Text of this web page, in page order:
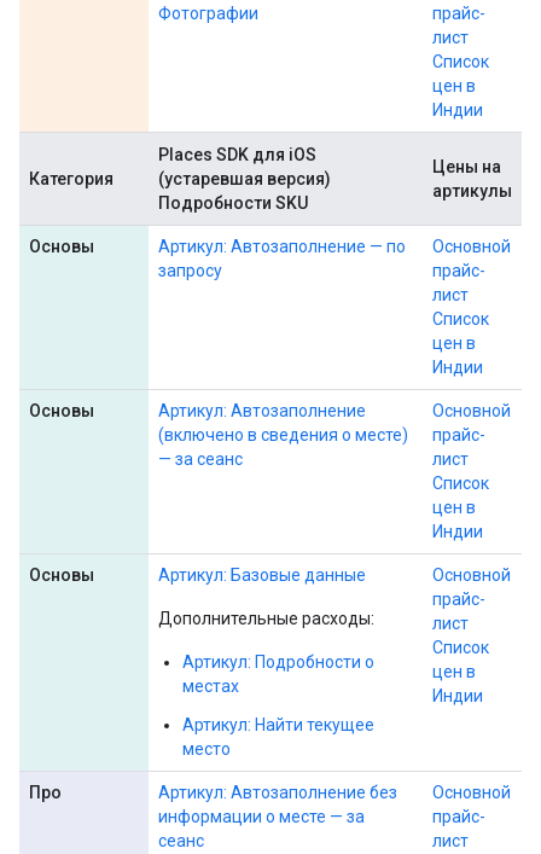
Фотографии
прайс-
лист
Список
цен в
Индии
Категория
Places SDK для iOS
(устаревшая версия)
Подробности SKU
Цены на
артикулы
Основы
Артикул: Автозаполнение — по
запросу
Основной
прайс-
лист
Список
цен в
Индии
Основы
Артикул: Автозаполнение
(включено в сведения о месте)
— за сеанс
Основной
прайс-
лист
Список
цен в
Индии
Основы Артикул: Базовые данные
Дополнительные расходы:
Артикул: Подробности о
местах
Артикул: Найти текущее
место
Основной
прайс-
лист
Список
цен в
Индии
Про
Артикул: Автозаполнение без
информации о месте — за
сеанс
Основной
прайс-
лист